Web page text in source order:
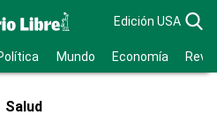
Edición USA
Mundo Economía
Salud